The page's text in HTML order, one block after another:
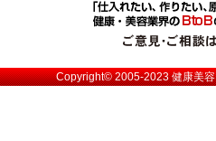
Copyright© 2005-2023健康美